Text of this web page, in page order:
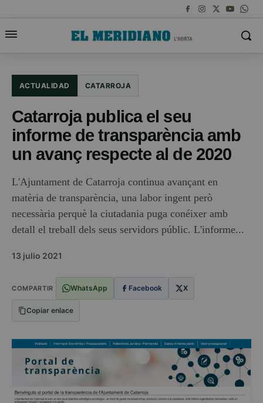
ACTUALIDAD CATARROJA
Catarroja publica el seu
informe de transparència amb
un avanç respecte al de 2020
L'Ajuntament de Catarroja continua avançant en
matèria de transparència, una labor ingent però
necessària perquè la ciutadania puga conéixer amb
detall el treball dels seus servidors públic. L'informe...
13 julio 2021
COMPARTIR WhatsApp Facebook X
Copiar enlace